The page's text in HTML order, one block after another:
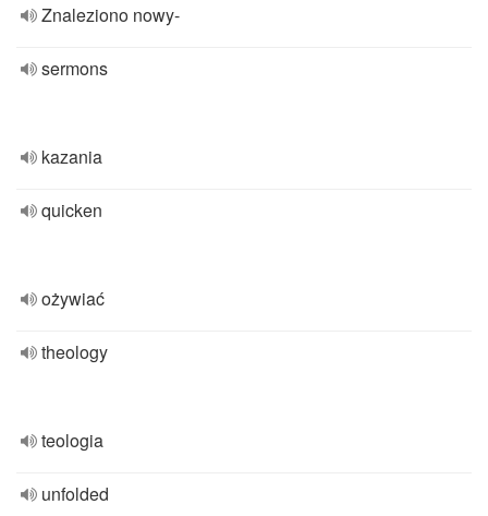
Znaleziono nowy-
sermons
kazania
quicken
ożywiać
theology
teologia
unfolded